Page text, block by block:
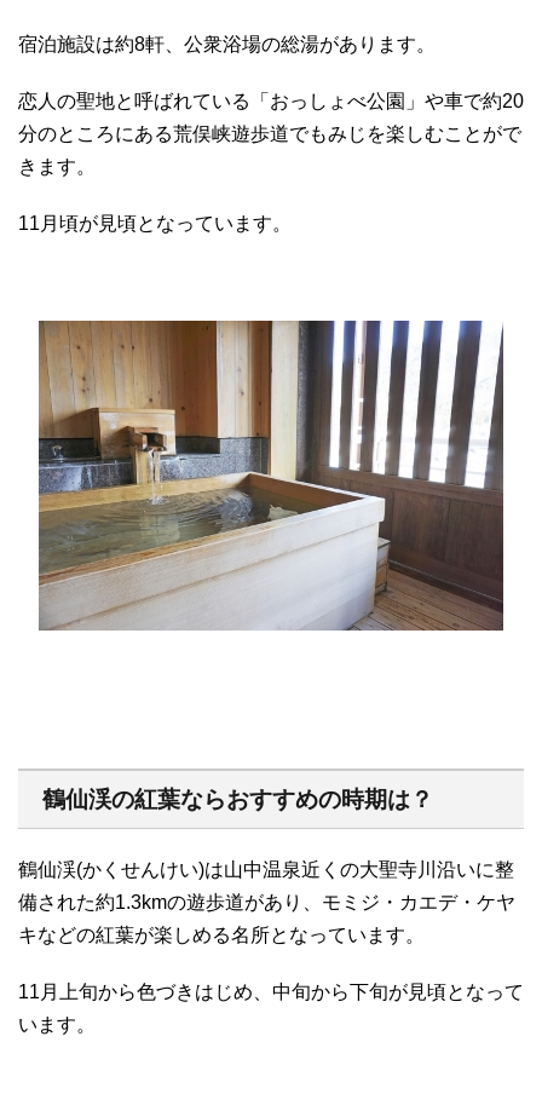
宿泊施設は約8軒、公衆浴場の総湯があります。
恋人の聖地と呼ばれている「おっしょべ公園」や車で約20
分のところにある荒俣峡遊歩道でもみじを楽しむことがで
きます。
11月頃が見頃となっています。
鶴仙渓の紅葉ならおすすめの時期は？
鶴仙渓(かくせんけい)は山中温泉近くの大聖寺川沿いに整
備された約1.3kmの遊歩道があり、モミジ・カエデ・ケヤ
キなどの紅葉が楽しめる名所となっています。
11月上旬から色づきはじめ、中旬から下旬が見頃となって
います。